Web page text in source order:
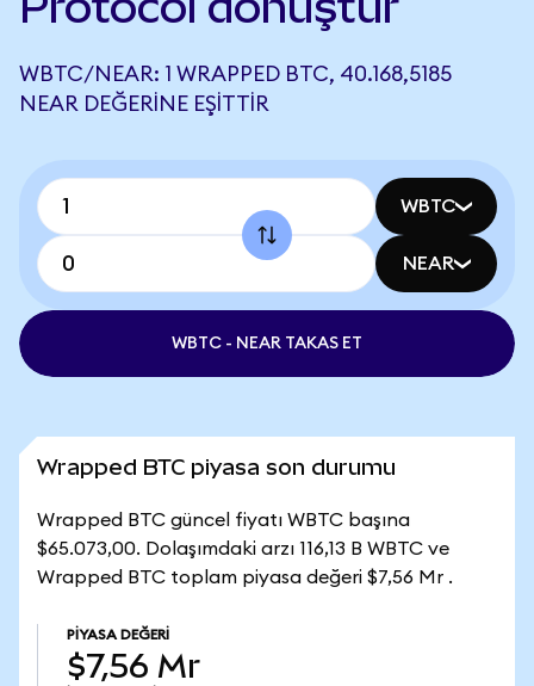
WBTC/NEAR: 1 WRAPPED BTC, 40.168,5185
NEAR DEĞERINE EŞITTIR
WBTC
NEAR
WBTC - NEAR TAKAS ET
Wrapped BTC piyasa son durumu
Wrapped BTC güncel fiyatı WBTC başına
$65.073,00. Dolaşımdaki arzı 116,13 B WBTC ve
Wrapped BTC toplam piyasa değeri $7,56 Mr .
PIYASA DEĞERI
$7,56 Mr